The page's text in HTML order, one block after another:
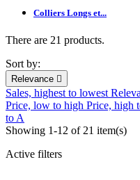
Colliers Longs et...
There are 21 products.
Sort by:
Relevance 
Sales, highest to lowest
Price, low to high Price, high
to A
Showing 1-12 of 21 item(s)
Active filters